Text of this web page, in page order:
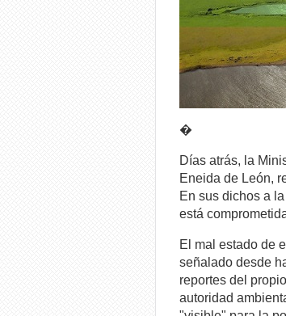
�
Días atrás, la
Eneida de León,
En sus dichos a
está
El mal estado de
señalado desde
reportes del
autoridad